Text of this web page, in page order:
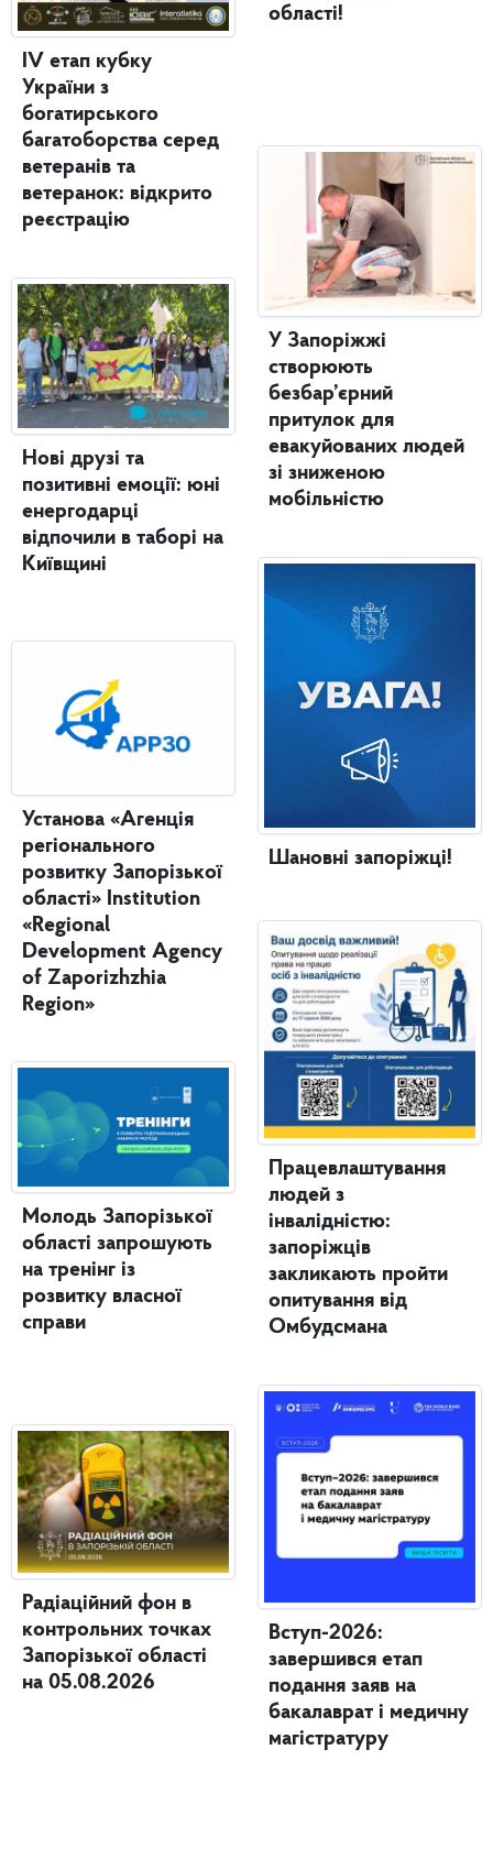
IV етап кубку
України з
богатирського
багатоборства серед
ветеранів та
ветеранок: відкрито
реєстрацію
Нові друзі та
позитивні емоції: юні
енергодарці
відпочили в таборі на
Київщині
Установа «Агенція
регіонального
розвитку Запорізької
області» Institution
«Regional
Development Agency
of Zaporizhzhia
Region»
Молодь Запорізької
області запрошують
на тренінг із
розвитку власної
справи
Радіаційний фон в
контрольних точках
Запорізької області
на 05.08.2026
області!
У Запоріжжі
створюють
безбар’єрний
притулок для
евакуйованих людей
зі зниженою
мобільністю
Шановні запоріжці!
Працевлаштування
людей з
інвалідністю:
запоріжців
закликають пройти
опитування від
Омбудсмана
Вступ-2026:
завершився етап
подання заяв на
бакалаврат і медичну
магістратуру